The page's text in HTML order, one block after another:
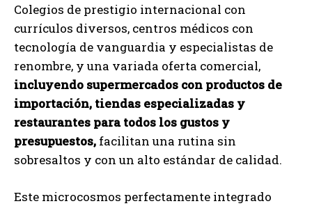
Colegios de prestigio internacional con
currículos diversos, centros médicos con
tecnología de vanguardia y especialistas de
renombre, y una variada oferta comercial,
incluyendo supermercados con productos de
importación, tiendas especializadas y
restaurantes para todos los gustos y
presupuestos, facilitan una rutina sin
sobresaltos y con un alto estándar de calidad.
Este microcosmos perfectamente integrado